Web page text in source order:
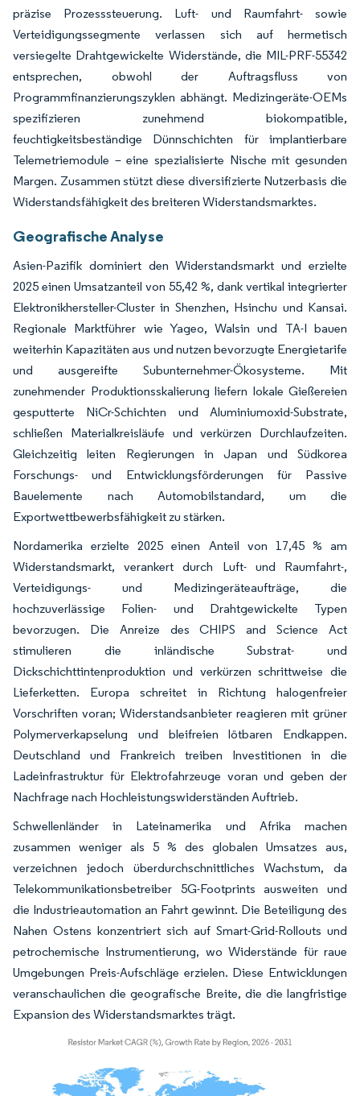
präzise Prozesssteuerung. Luft- und Raumfahrt- sowie
Verteidigungssegmente verlassen sich auf hermetisch
versiegelte Drahtgewickelte Widerstände, die MIL-PRF-55342
entsprechen, obwohl der Auftragsfluss von
Programmfinanzierungszyklen abhängt. Medizingeräte-OEMs
spezifizieren zunehmend biokompatible,
feuchtigkeitsbeständige Dünnschichten für implantierbare
Telemetriemodule – eine spezialisierte Nische mit gesunden
Margen. Zusammen stützt diese diversifizierte Nutzerbasis die
Widerstandsfähigkeit des breiteren Widerstandsmarktes.
Geografische Analyse
Asien-Pazifik dominiert den Widerstandsmarkt und erzielte
2025 einen Umsatzanteil von 55,42 %, dank vertikal integrierter
Elektronikhersteller-Cluster in Shenzhen, Hsinchu und Kansai.
Regionale Marktführer wie Yageo, Walsin und TA-I bauen
weiterhin Kapazitäten aus und nutzen bevorzugte Energietarife
und ausgereifte Subunternehmer-Ökosysteme. Mit
zunehmender Produktionsskalierung liefern lokale Gießereien
gesputterte NiCr-Schichten und Aluminiumoxid-Substrate,
schließen Materialkreisläufe und verkürzen Durchlaufzeiten.
Gleichzeitig leiten Regierungen in Japan und Südkorea
Forschungs- und Entwicklungsförderungen für Passive
Bauelemente nach Automobilstandard, um die
Exportwettbewerbsfähigkeit zu stärken.
Nordamerika erzielte 2025 einen Anteil von 17,45 % am
Widerstandsmarkt, verankert durch Luft- und Raumfahrt-,
Verteidigungs- und Medizingeräteaufträge, die
hochzuverlässige Folien- und Drahtgewickelte Typen
bevorzugen. Die Anreize des CHIPS and Science Act
stimulieren die inländische Substrat- und
Dickschichttintenproduktion und verkürzen schrittweise die
Lieferketten. Europa schreitet in Richtung halogenfreier
Vorschriften voran; Widerstandsanbieter reagieren mit grüner
Polymerverkapselung und bleifreien lötbaren Endkappen.
Deutschland und Frankreich treiben Investitionen in die
Ladeinfrastruktur für Elektrofahrzeuge voran und geben der
Nachfrage nach Hochleistungswiderständen Auftrieb.
Schwellenländer in Lateinamerika und Afrika machen
zusammen weniger als 5 % des globalen Umsatzes aus,
verzeichnen jedoch überdurchschnittliches Wachstum, da
Telekommunikationsbetreiber 5G-Footprints ausweiten und
die Industrieautomation an Fahrt gewinnt. Die Beteiligung des
Nahen Ostens konzentriert sich auf Smart-Grid-Rollouts und
petrochemische Instrumentierung, wo Widerstände für raue
Umgebungen Preis-Aufschläge erzielen. Diese Entwicklungen
veranschaulichen die geografische Breite, die die langfristige
Expansion des Widerstandsmarktes trägt.